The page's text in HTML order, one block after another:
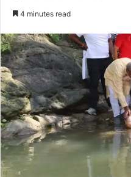
d
a
n
e
m
a
i
l
4 minutes read